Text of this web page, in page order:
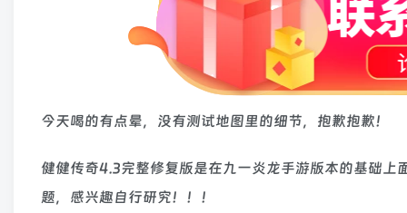
今天喝的有点晕，没有测试地图里的细节，抱歉抱歉！
健健传奇4.3完整修复版是在九一炎龙手游版本的基础
题，感兴趣自行研究！！！